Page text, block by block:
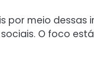
por meio dessas
O foco